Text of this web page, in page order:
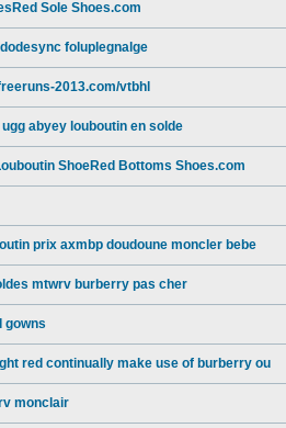
Sole Shoes.com
foluplegnalge
2013.com/vtbhl
abyey louboutin en solde
ShoeRed Bottoms Shoes.com
prix axmbp doudoune moncler bebe
mtwrv burberry pas cher
gowns
red continually make use of burberry ou
monclair